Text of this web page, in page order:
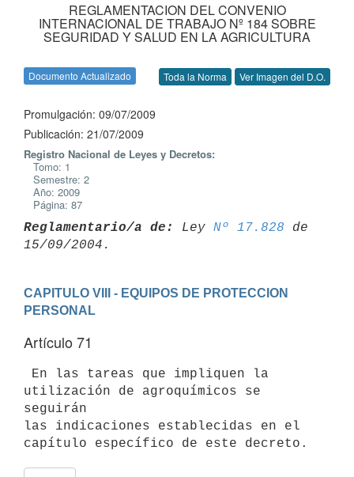
REGLAMENTACION DEL CONVENIO
INTERNACIONAL DE TRABAJO Nº 184 SOBRE
SEGURIDAD Y SALUD EN LA AGRICULTURA
Documento Actualizado Toda la Norma Ver Imagen del D.O.
Promulgación: 09/07/2009
Publicación: 21/07/2009
Registro Nacional de Leyes y Decretos:
Tomo: 1
Semestre: 2
Año: 2009
Página: 87
Reglamentario/a de: Ley Nº 17.828 de
CAPITULO VIII - EQUIPOS DE PROTECCION
PERSONAL
Artículo 71
utilización de agroquímicos se
seguirán
las indicaciones establecidas en el